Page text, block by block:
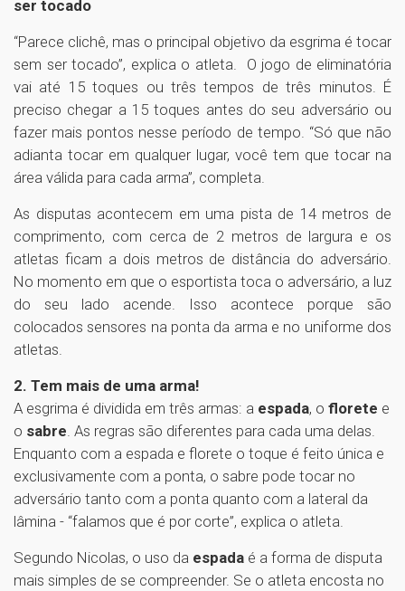
ser tocado
“Parece clichê, mas o principal objetivo da esgrima é tocar
sem ser tocado”, explica o atleta. O jogo de eliminatória
vai até 15 toques ou três tempos de três minutos. É
preciso chegar a 15 toques antes do seu adversário ou
fazer mais pontos nesse período de tempo. “Só que não
adianta tocar em qualquer lugar, você tem que tocar na
área válida para cada arma”, completa.
As disputas acontecem em uma pista de 14 metros de
comprimento, com cerca de 2 metros de largura e os
atletas ficam a dois metros de distância do adversário.
No momento em que o esportista toca o adversário, a luz
do seu lado acende. Isso acontece porque são
colocados sensores na ponta da arma e no uniforme dos
atletas.
2. Tem mais de uma arma!
A esgrima é dividida em três armas: a espada, o florete e
o sabre . As regras são diferentes para cada uma delas.
Enquanto com a espada e florete o toque é feito única e
exclusivamente com a ponta, o sabre pode tocar no
adversário tanto com a ponta quanto com a lateral da
lâmina - “falamos que é por corte”, explica o atleta.
Segundo Nicolas, o uso da espada é a forma de disputa
mais simples de se compreender. Se o atleta encosta no